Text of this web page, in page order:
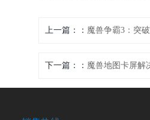
上一篇：
下一篇：